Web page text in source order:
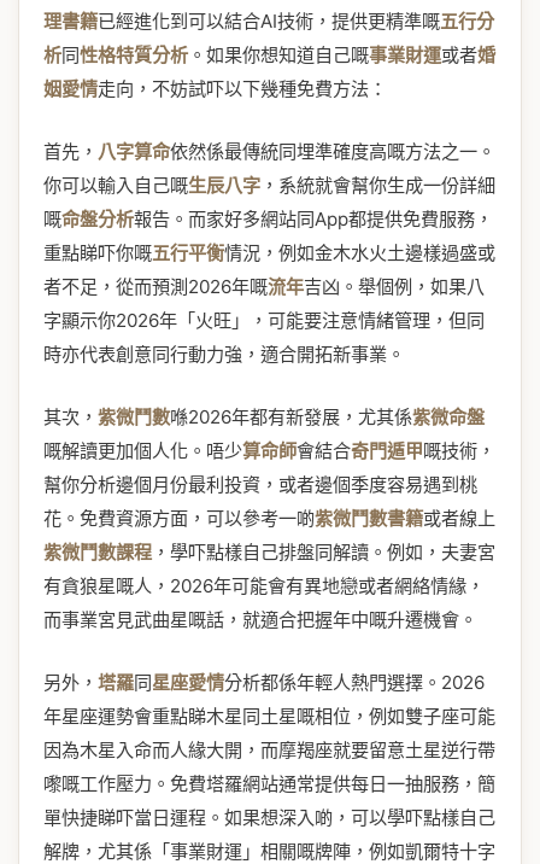
理書籍已經進化到可以結合AI技術，提供更精準嘅五行分
析同性格特質分析 。如果你想知道自己嘅事業財運或者婚
姻愛情走向，不妨試吓以下幾種免費方法：
首先， 八字算命依然係最傳統同埋準確度高嘅方法之一。
你可以輸入自己嘅生辰八字 ，系統就會幫你生成一份詳細
嘅命盤分析報告。而家好多網站同App都提供免費服務，
重點睇吓你嘅五行平衡情況，例如金木水火土邊樣過盛或
者不足，從而預測2026年嘅流年吉凶。舉個例，如果八
字顯示你2026年「火旺」，可能要注意情緒管理，但同
時亦代表創意同行動力強，適合開拓新事業。
其次， 紫微鬥數喺2026年都有新發展，尤其係紫微命盤
嘅解讀更加個人化。唔少算命師會結合奇門遁甲嘅技術，
幫你分析邊個月份最利投資，或者邊個季度容易遇到桃
花。免費資源方面，可以參考一啲紫微鬥數書籍或者線上
紫微鬥數課程 ，學吓點樣自己排盤同解讀。例如，夫妻宮
有貪狼星嘅人，2026年可能會有異地戀或者網絡情緣，
而事業宮見武曲星嘅話，就適合把握年中嘅升遷機會。
另外， 塔羅同星座愛情分析都係年輕人熱門選擇。2026
年星座運勢會重點睇木星同土星嘅相位，例如雙子座可能
因為木星入命而人緣大開，而摩羯座就要留意土星逆行帶
嚟嘅工作壓力。免費塔羅網站通常提供每日一抽服務，簡
單快捷睇吓當日運程。如果想深入啲，可以學吓點樣自己
解牌，尤其係「事業財運」相關嘅牌陣，例如凱爾特十字